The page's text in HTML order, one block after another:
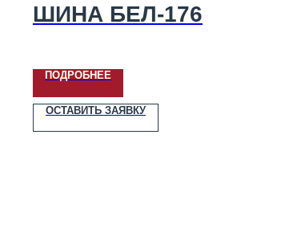
ШИНА БЕЛ-176
ПОДРОБНЕЕ
ОСТАВИТЬ ЗАЯВКУ